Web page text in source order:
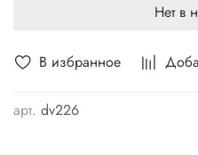
В избранное
арт. dv226
Нет в